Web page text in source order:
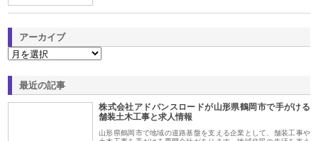
アーカイブ
最近の記事
株式会社アドバンスロードが山形県鶴岡市で手がける
舗装土木工事と求人情報
山形県鶴岡市で地域の道路基盤を支える企業として、舗装工事や